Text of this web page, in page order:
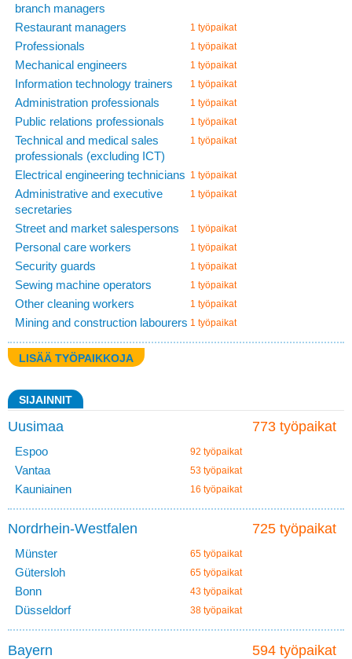
branch managers
Restaurant managers 1 työpaikat
Professionals 1 työpaikat
Mechanical engineers 1 työpaikat
Information technology trainers 1 työpaikat
Administration professionals 1 työpaikat
Public relations professionals 1 työpaikat
Technical and medical sales
professionals (excluding ICT)
1 työpaikat
Electrical engineering technicians 1 työpaikat
Administrative and executive
secretaries
1 työpaikat
Street and market salespersons 1 työpaikat
Personal care workers 1 työpaikat
Security guards 1 työpaikat
Sewing machine operators 1 työpaikat
Other cleaning workers 1 työpaikat
Mining and construction labourers 1 työpaikat
LISÄÄ TYÖPAIKKOJA
SIJAINNIT
773 työpaikat
Uusimaa
Espoo 92 työpaikat
Vantaa 53 työpaikat
Kauniainen 16 työpaikat
725 työpaikat
Nordrhein-Westfalen
Münster 65 työpaikat
Gütersloh 65 työpaikat
Bonn 43 työpaikat
Düsseldorf 38 työpaikat
594 työpaikat
Bayern